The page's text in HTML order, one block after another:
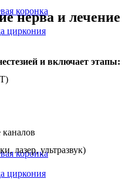
коронка
циркония
коронка
циркония
нерва и лечение
и включает этапы:
лазер, ультразвук)